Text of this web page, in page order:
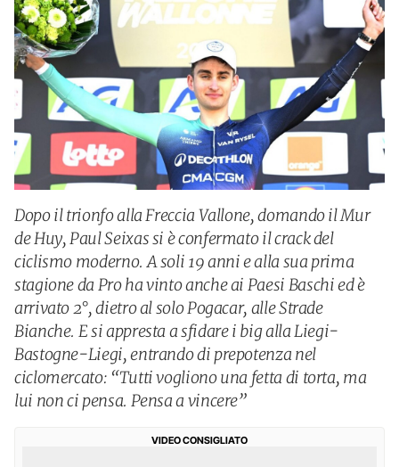
Dopo il trionfo alla Freccia Vallone, domando il Mur
de Huy, Paul Seixas si è confermato il crack del
ciclismo moderno. A soli 19 anni e alla sua prima
stagione da Pro ha vinto anche ai Paesi Baschi ed è
arrivato 2°, dietro al solo Pogacar, alle Strade
Bianche. E si appresta a sfidare i big alla Liegi-
Bastogne-Liegi, entrando di prepotenza nel
ciclomercato: “Tutti vogliono una fetta di torta, ma
lui non ci pensa. Pensa a vincere”
VIDEO CONSIGLIATO